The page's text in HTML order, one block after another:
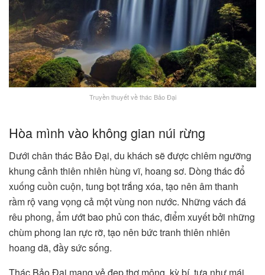
Truyền thuyết về thác Bảo Đại
Hòa mình vào không gian núi rừng
Dưới chân thác Bảo Đại, du khách sẽ được chiêm ngưỡng
khung cảnh thiên nhiên hùng vĩ, hoang sơ. Dòng thác đổ
xuống cuồn cuộn, tung bọt trắng xóa, tạo nên âm thanh
rầm rộ vang vọng cả một vùng non nước. Những vách đá
rêu phong, ẩm ướt bao phủ con thác, điểm xuyết bởi những
chùm phong lan rực rỡ, tạo nên bức tranh thiên nhiên
hoang dã, đầy sức sống.
Thác Bảo Đại mang vẻ đẹp thơ mộng, kỳ bí, tựa như mái